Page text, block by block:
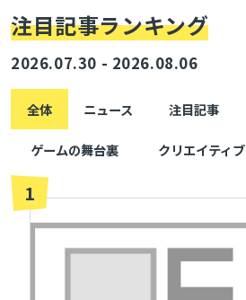
注目記事ランキング
2026.07.30 - 2026.08.06
全体 ニュース 注目記事
ゲームの舞台裏 クリエイティブ
1